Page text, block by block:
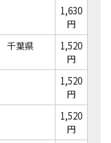
1,630
円
千葉県
1,520
円
1,520
円
1,520
円